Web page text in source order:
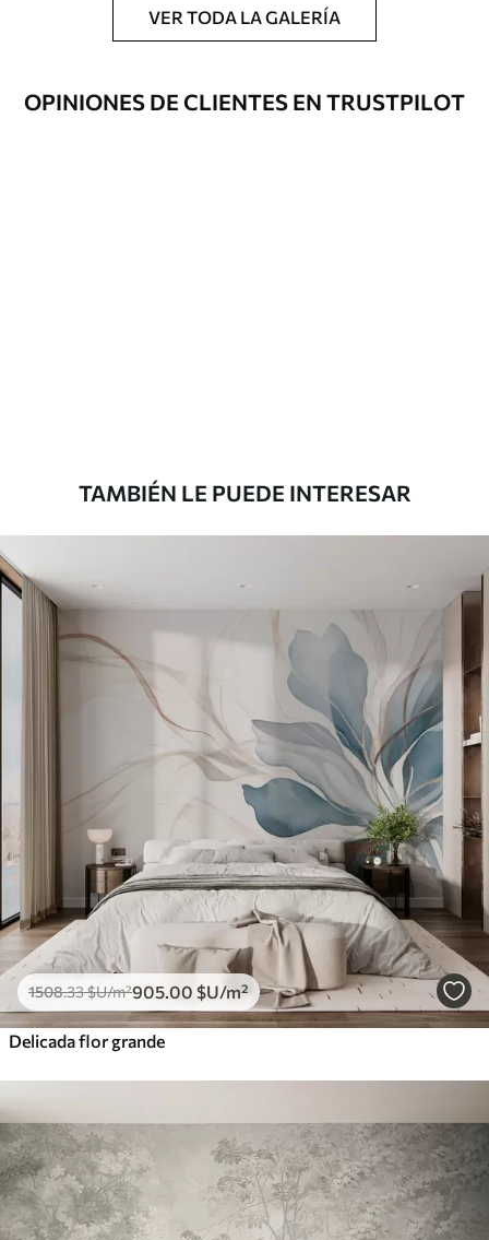
esponja suave. Los murales de pared con
recubrimiento de barniz pueden
Método de
Hasta 360 cm de altura: aplicación sin
Vinilo Premium
1990.001194.00$U/m²
VER TODA LA GALERÍA
OPINIONES DE CLIENTES EN TRUSTPILOT
TAMBIÉN LE PUEDE INTERESAR
1508.33$U/m²905 .00 $U/m²
Delicada flor grande